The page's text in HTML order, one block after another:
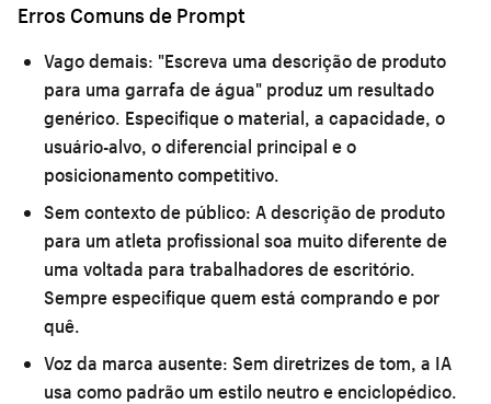
Erros Comuns de Prompt
Vago demais: "Escreva uma descrição de produto
para uma garrafa de água" produz um resultado
genérico. Especifique o material, a capacidade, o
usuário-alvo, o diferencial principal e o
posicionamento competitivo.
Sem contexto de público: A descrição de produto
para um atleta profissional soa muito diferente de
uma voltada para trabalhadores de escritório.
Sempre especifique quem está comprando e por
quê.
Voz da marca ausente: Sem diretrizes de tom, a IA
usa como padrão um estilo neutro e enciclopédico.